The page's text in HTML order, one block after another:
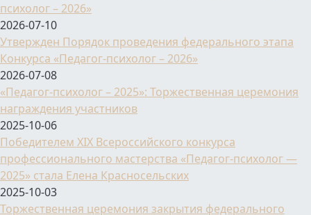
психолог – 2026»
2026-07-10
Утвержден Порядок проведения федерального этапа
Конкурса «Педагог-психолог – 2026»
2026-07-08
«Педагог-психолог – 2025»: Торжественная церемония
награждения участников
2025-10-06
Победителем XIX Всероссийского конкурса
профессионального мастерства «Педагог-психолог —
2025» стала Елена Красносельских
2025-10-03
Торжественная церемония закрытия федерального